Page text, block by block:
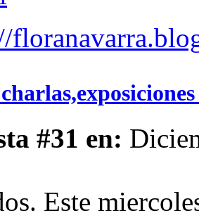
#31 en:
Este